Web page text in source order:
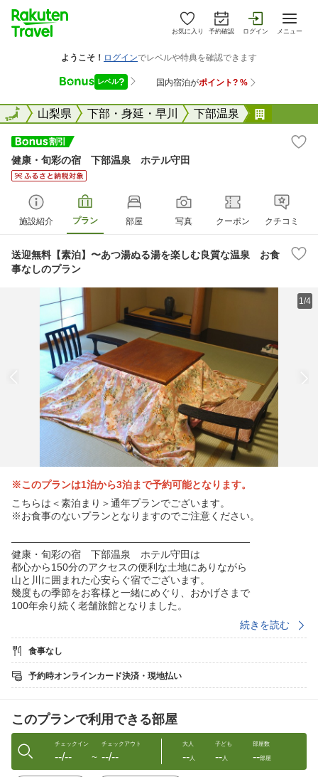
お気に入り 予約確認 ログイン メニュー
全国山梨県 下部・身延・早川 下部温泉
全国
健康・旬彩の宿 下部温泉 ホテル守田
施設紹介 プラン 部屋 写真 クーポン クチコミ
送迎無料【素泊】〜あつ湯ぬる湯を楽しむ良質な温泉 お食
事なしのプラン
1/4
※このプランは1泊から3泊まで予約可能となります。
こちらは＜素泊まり＞通年プランでございます。
※お食事のないプランとなりますのでご注意ください。
————————————————————————
健康・旬彩の宿 下部温泉 ホテル守田は
都心から150分のアクセスの便利な土地にありながら
山と川に囲まれた心安らぐ宿でございます。
幾度もの季節をお客様と一緒にめぐり、おかげさまで
100年余り続く老舗旅館となりました。
————————————————————————
●温泉
〜「泉質の良さ」をご堪能ください〜
飲む温泉としても知られ、販売もされています。
・大浴場『南天の湯』
（1組1回のご利用。万が一夜ご入浴できない場合は翌朝優先的に
入浴できるようフロントにて調整いたします。）
※展望露天風呂『月の湯』の営業は改修のため、現在休止してお
ります。
続きを読む
食事なし
予約時オンラインカード決済・現地払い
このプランで利用できる部屋
チェックイン
--/-- 〜
チェックアウト
--/--
大人
--人
子ども
--人
部屋数
--部屋